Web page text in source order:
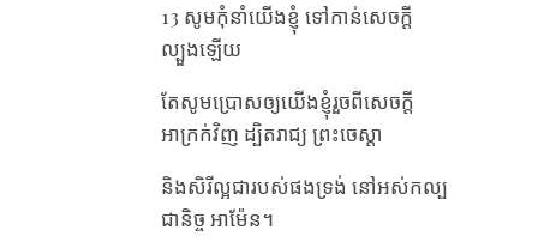
13 សូម​កុំ​នាំ​យើង​ខ្ញុំ​ ទៅ​កាន់​សេចក្តី​
ល្បួង​ឡើយ
តែ​សូម​ប្រោស​ឲ្យ​យើង​ខ្ញុំ​រួច​ពី​សេចក្តី​
អាក្រក់​វិញ ដ្បិត​រាជ្យ ព្រះចេស្តា
និង​សិរីល្អ​ជា​របស់​ផង​ទ្រង់ នៅ​អស់​កល្ប​
ជានិច្ច អាម៉ែន។